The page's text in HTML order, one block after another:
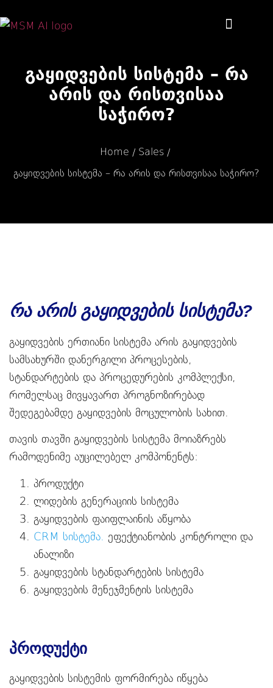
გაყიდვების სისტემა – რა
არის და რისთვისაა
საჭირო?
Home / Sales /
გაყიდვების სისტემა – რა არის და რისთვისაა საჭირო?
რა არის გაყიდვების სისტემა?
გაყიდვების ერთიანი სისტემა არის გაყიდვების
სამსახურში დანერგილი პროცესების,
სტანდარტების და პროცედურების კომპლექსი,
რომელსაც მივყავართ პროგნოზირებად
შედეგებამდე გაყიდვების მოცულობის სახით.
თავის თავში გაყიდვების სისტემა მოიაზრებს
რამოდენიმე აუცილებელ კომპონენტს:
პროდუქტი
ლიდების გენერაციის სისტემა
გაყიდვების ფაიფლაინის აწყობა
CRM სისტემა.
ეფექტიანობის კონტროლი და
ანალიზი
გაყიდვების სტანდარტების სისტემა
გაყიდვების მენეჯმენტის სისტემა
პროდუქტი
გაყიდვების სისტემის ფორმირება იწყება